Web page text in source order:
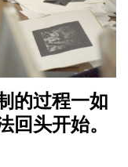
的过程一如
回头开始。